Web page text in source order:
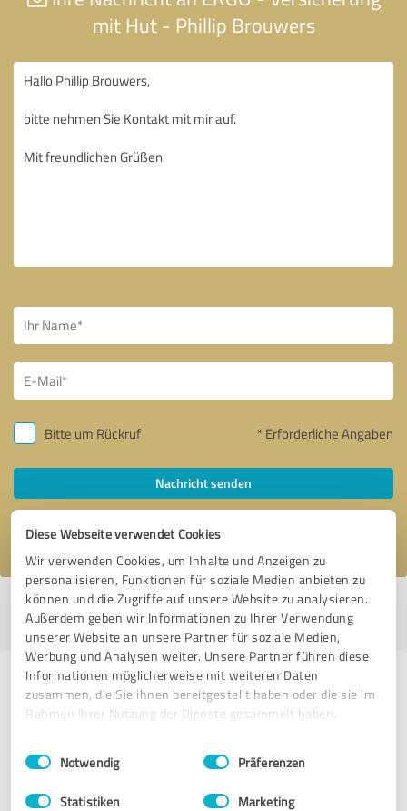
Diese Webseite verwendet Cookies
Wir verwenden Cookies, um Inhalte und Anzeigen zu
personalisieren, Funktionen für soziale Medien anbieten zu
können und die Zugriffe auf unsere Website zu analysieren.
Außerdem geben wir Informationen zu Ihrer Verwendung
unserer Website an unsere Partner für soziale Medien,
Werbung und Analysen weiter. Unsere Partner führen diese
Informationen möglicherweise mit weiteren Daten
zusammen, die Sie ihnen bereitgestellt haben oder die sie im
Rahmen Ihrer Nutzung der Dienste gesammelt haben.
Impressum Datenschutzbestimmungen
Einwilligungsauswahl
Notwendig Präferenzen
Statistiken Marketing
mit Hut - Phillip Brouwers
Bitte um Rückruf * Erforderliche Angaben
Nachricht senden
Ich stimme denDatenschutzbestimmungen
Profil aktiv seit 27.07.2020 |Letzte Aktualisierung: 07.08.2026|Profil
melden
Erfahrungen zu weiteren
Anbietern aus dem Bereich